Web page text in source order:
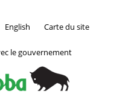
English Carte du site
le gouvernement